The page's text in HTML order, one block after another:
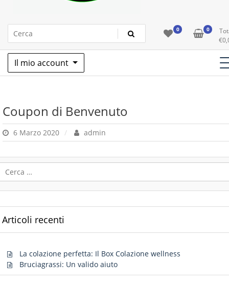
Max Power Integratori 0 0
€
Il mio account
Coupon di Benvenuto
6 Marzo 2020 admin
Articoli recenti
La colazione perfetta: Il Box Colazione wellness
Bruciagrassi: Un valido aiuto